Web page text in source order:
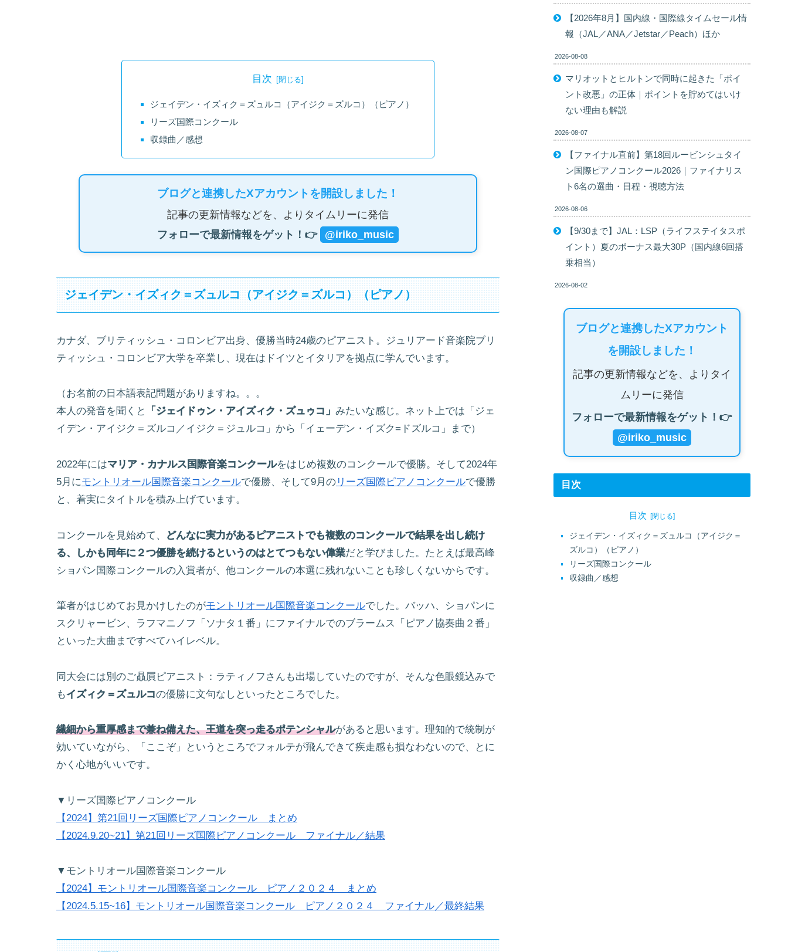
目次
ジェイデン・イズィク＝ズュルコ（アイジク＝ズルコ）（ピアノ）
リーズ国際コンクール
収録曲／感想
ブログと連携したXアカウントを開設しました！
記事の更新情報などを、よりタイムリーに発信
フォローで最新情報をゲット！👉
@iriko_music
ジェイデン・イズィク＝ズュルコ（アイジク＝ズルコ）（ピアノ）
カナダ、ブリティッシュ・コロンビア出身、優勝当時24歳のピアニスト。ジュリアード音楽院ブリ
ティッシュ・コロンビア大学を卒業し、現在はドイツとイタリアを拠点に学んでいます。
（お名前の日本語表記問題がありますね。。。
本人の発音を聞くと
「ジェイドゥン・アイズィク・ズュゥコ」 みたいな感じ。ネット上では「ジェ
イデン・アイジク＝ズルコ／イジク＝ジュルコ」から「イェーデン・イズク=ドズルコ」まで）
2022年にはマリア・カナルス国際音楽コンクールをはじめ複数のコンクールで優勝。そして2024年
5月にモントリオール国際音楽コンクールで優勝、そして9月の リーズ国際ピアノコンクールで優勝
と、着実にタイトルを積み上げています。
コンクールを見始めて、
どんなに実力があるピアニストでも複数のコンクールで結果を出し続け
る、しかも同年に２つ優勝を続けるというのはとてつもない偉業だと学びました。たとえば最高峰
ショパン国際コンクールの入賞者が、他コンクールの本選に残れないことも珍しくないからです。
筆者がはじめてお見かけしたのがモントリオール国際音楽コンクールでした。バッハ、ショパンに
スクリャービン、ラフマニノフ「ソナタ１番」にファイナルでのブラームス「ピアノ協奏曲２番」
といった大曲まですべてハイレベル。
同大会には別のご贔屓ピアニスト：ラティノフさんも出場していたのですが、そんな色眼鏡込みで
もイズィク＝ズュルコの優勝に文句なしといったところでした。
繊細から重厚感まで兼ね備えた、王道を突っ走るポテンシャルがあると思います。理知的で統制が
効いていながら、「ここぞ」というところでフォルテが飛んできて疾走感も損なわないので、とに
かく心地がいいです。
▼リーズ国際ピアノコンクール
【2024】第21回リーズ国際ピアノコンクール まとめ
【2024.9.20~21】第21回リーズ国際ピアノコンクール ファイナル／結果
▼モントリオール国際音楽コンクール
【2024】モントリオール国際音楽コンクール ピアノ２０２４ まとめ
【2024.5.15~16】モントリオール国際音楽コンクール ピアノ２０２４ ファイナル／最終結果
【2026年8月】国内線・国際線タイムセール情
報（JAL／ANA／Jetstar／Peach）ほか
2026-08-08
マリオットとヒルトンで同時に起きた「ポイ
ント改悪」の正体｜ポイントを貯めてはいけ
ない理由も解説
2026-08-07
【ファイナル直前】第18回ルービンシュタイ
ン国際ピアノコンクール2026｜ファイナリス
ト6名の選曲・日程・視聴方法
2026-08-06
【9/30まで】JAL：LSP（ライフステイタスポ
イント）夏のボーナス最大30P（国内線6回搭
乗相当）
2026-08-02
ブログと連携したXアカウント
を開設しました！
記事の更新情報などを、よりタイ
ムリーに発信
フォローで最新情報をゲット！👉
@iriko_music
目次
目次
ジェイデン・イズィク＝ズュルコ（アイジク＝
ズルコ）（ピアノ）
リーズ国際コンクール
収録曲／感想